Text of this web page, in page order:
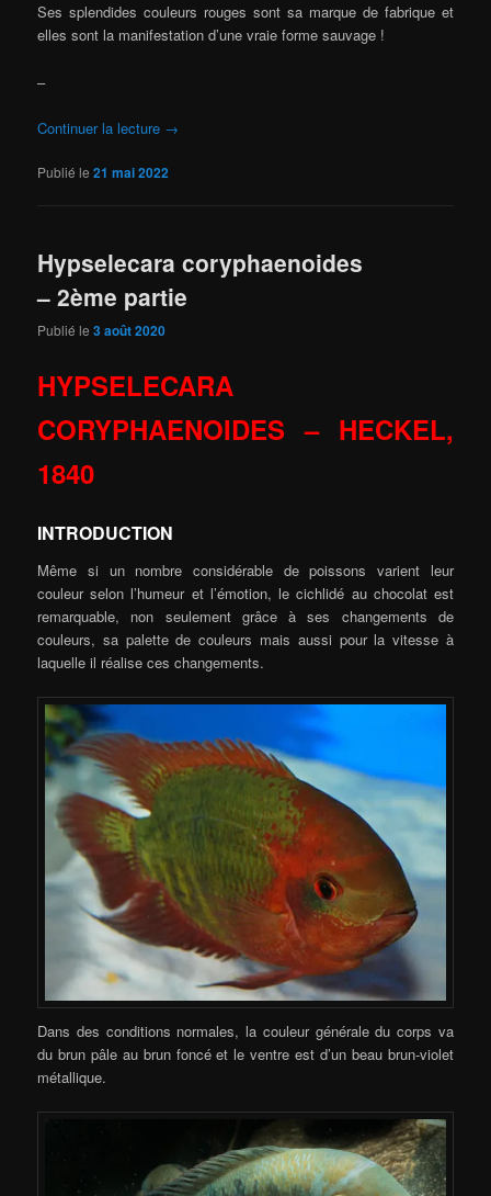
Ses splendides couleurs rouges sont sa marque de fabrique et
elles sont la manifestation d’une vraie forme sauvage !
–
Continuer la lecture →
Publié le21 mai 2022
Hypselecara coryphaenoides
– 2ème partie
Publié le3 août 2020
HYPSELECARA
CORYPHAENOIDES – HECKEL,
1840
INTRODUCTION
Même si un nombre considérable de poissons varient leur
couleur selon l’humeur et l’émotion, le cichlidé au chocolat est
remarquable, non seulement grâce à ses changements de
couleurs, sa palette de couleurs mais aussi pour la vitesse à
laquelle il réalise ces changements.
Dans des conditions normales, la couleur générale du corps va
du brun pâle au brun foncé et le ventre est d’un beau brun-violet
métallique.